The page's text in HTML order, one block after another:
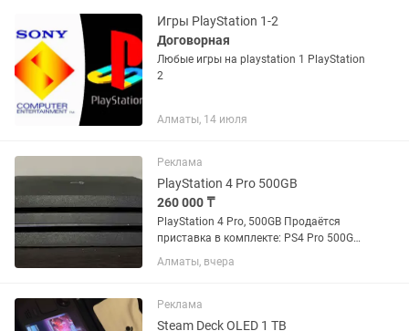
Игры PlayStation 1-2
Договорная
Любые игры на playstation 1 PlayStation
2
Алматы, 14 июля
Реклама
PlayStation 4 Pro 500GB
260 000 ₸
PlayStation 4 Pro, 500GB Продаётся
приставка в комплекте: PS4 Pro 500GB
— отличное состояние, недавно
обслужена (чистка, термопаста),
джойстика DualShock 4 (2 камуфляж
—...
Алматы, вчера
Реклама
Steam Deck OLED 1 TB